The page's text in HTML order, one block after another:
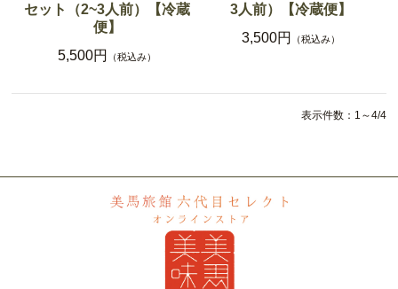
セット（2~3人前）【冷蔵
便】
5,500円
（税込み）
3人前）【冷蔵便】
3,500円
（税込み）
表示件数：1～4/4